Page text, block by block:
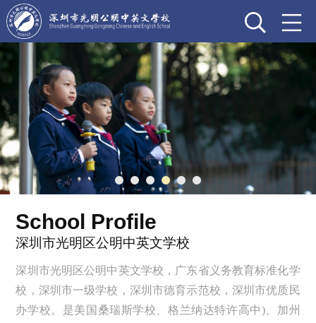
School Profile
深圳市光明区公明中英文学校
深圳市光明区公明中英文学校，广东省义务教育标准化学
校，深圳市一级学校，深圳市德育示范校，深圳市优质民
办学校。是美国桑瑞斯学校、格兰纳达特许高中)、加州